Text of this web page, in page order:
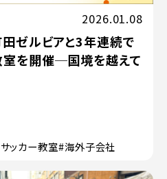
2026.01.08
田ゼルビアと3年連続で
室を開催─国境を越えて
ッカー教室#海外子会社